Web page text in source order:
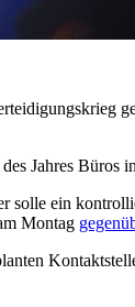
Jahres Büros
solle ein
Montag